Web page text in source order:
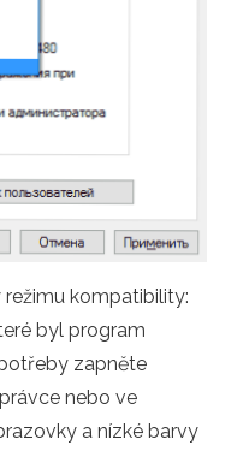
kompatibility:
byl program
zapněte
nebo ve
a nízké barvy